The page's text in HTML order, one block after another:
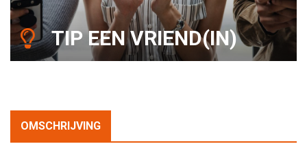
TIP EEN VRIEND(IN)
OMSCHRIJVING